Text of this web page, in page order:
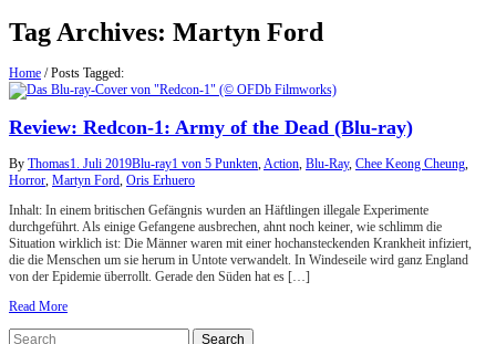
Tag Archives: Martyn Ford
Home /Posts Tagged:
Review: Redcon-1: Army of the Dead (Blu-ray)
By Thomas1. Juli 2019Blu-ray1 von 5 Punkten,Action, Blu-Ray, Chee Keong Cheung,
Horror, Martyn Ford, Oris Erhuero
Inhalt: In einem britischen Gefängnis wurden an Häftlingen illegale Experimente
durchgeführt. Als einige Gefangene ausbrechen, ahnt noch keiner, wie schlimm die
Situation wirklich ist: Die Männer waren mit einer hochansteckenden Krankheit infiziert,
die die Menschen um sie herum in Untote verwandelt. In Windeseile wird ganz England
von der Epidemie überrollt. Gerade den Süden hat es […]
Read More